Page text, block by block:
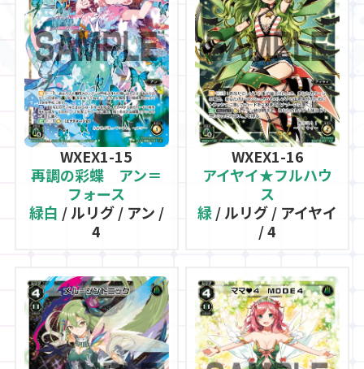
WXEX1-15
再調の彩蝶 アン＝
フォース
緑白 / ルリグ / アン /
4
WXEX1-16
アイヤイ★フルハウ
ス
緑/ ルリグ / アイヤイ
/ 4